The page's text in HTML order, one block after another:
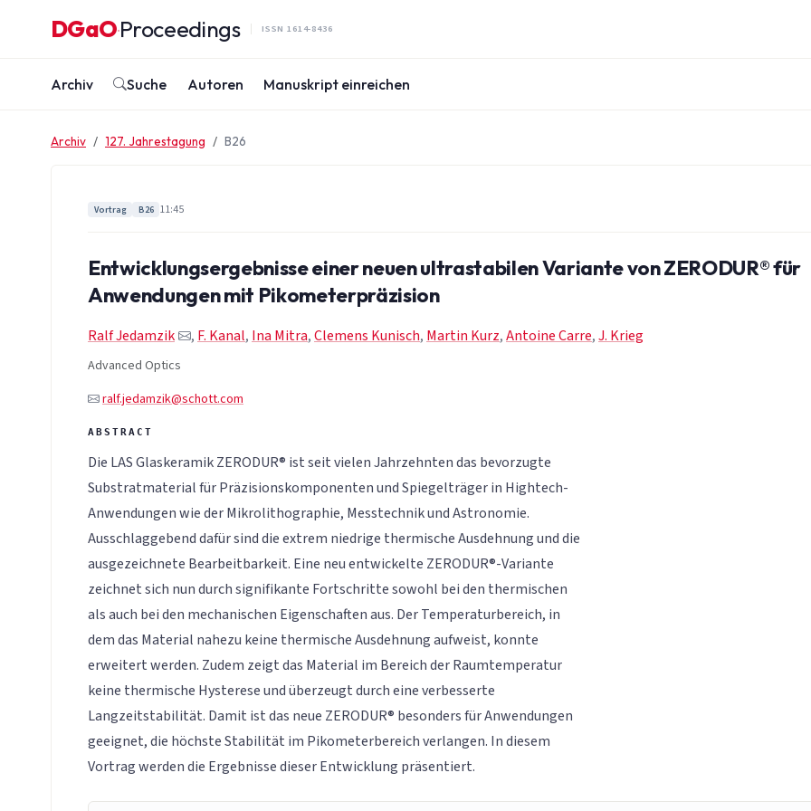
DGaO·Proceedings ISSN 1614-8436
Archiv Suche Autoren Manuskript einreichen
Archiv 127. Jahrestagung B26
Vortrag B26 11:45
Entwicklungsergebnisse einer neuen ultrastabilen Variante von ZERODUR® für
Anwendungen mit Pikometerpräzision
Ralf Jedamzik , F. Kanal, Ina Mitra,Clemens Kunisch, Martin Kurz,Antoine Carre,J. Krieg
Advanced Optics
ralf.jedamzik@schott.com
Die LAS Glaskeramik ZERODUR® ist seit vielen Jahrzehnten das bevorzugte
Substratmaterial für Präzisionskomponenten und Spiegelträger in Hightech-
Anwendungen wie der Mikrolithographie, Messtechnik und Astronomie.
Ausschlaggebend dafür sind die extrem niedrige thermische Ausdehnung und die
ausgezeichnete Bearbeitbarkeit. Eine neu entwickelte ZERODUR®-Variante
zeichnet sich nun durch signifikante Fortschritte sowohl bei den thermischen
als auch bei den mechanischen Eigenschaften aus. Der Temperaturbereich, in
dem das Material nahezu keine thermische Ausdehnung aufweist, konnte
erweitert werden. Zudem zeigt das Material im Bereich der Raumtemperatur
keine thermische Hysterese und überzeugt durch eine verbesserte
Langzeitstabilität. Damit ist das neue ZERODUR® besonders für Anwendungen
geeignet, die höchste Stabilität im Pikometerbereich verlangen. In diesem
Vortrag werden die Ergebnisse dieser Entwicklung präsentiert.